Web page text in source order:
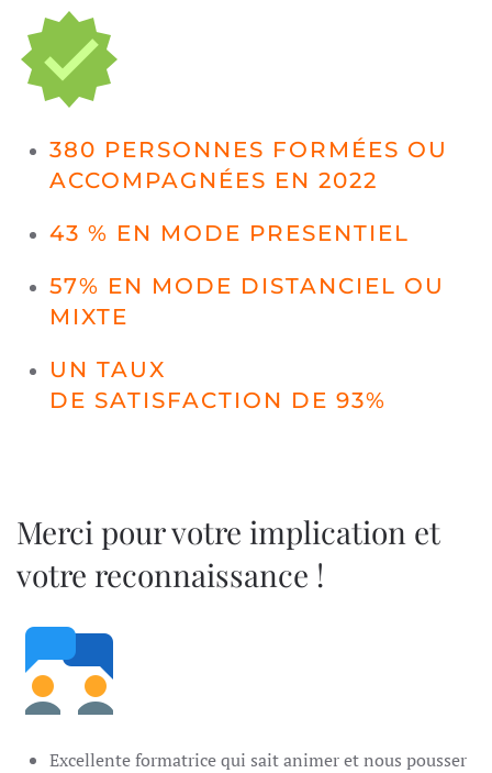
380 PERSONNES FORMÉES OU
ACCOMPAGNÉES EN 2022
43 % EN MODE PRESENTIEL
57% EN MODE DISTANCIEL OU
MIXTE
UN TAUX
DE SATISFACTION DE 93%
Merci pour votre implication et
votre reconnaissance !
Excellente formatrice qui sait animer et nous pousser